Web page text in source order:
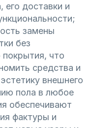
его доставки и
замены
без
что
средства и
внешнего
пола в любое
обеспечивают
фактуры и